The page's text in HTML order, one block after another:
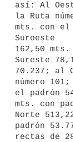
así: Al
la Ruta
mts. con el
Suroeste
162,50
Sureste
70.237; al
número
el padrón
mts. con
Norte
padrón
rectas de